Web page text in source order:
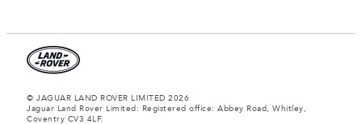
© JAGUAR LAND ROVER LIMITED 2026
Jaguar Land Rover Limited: Registered office: Abbey Road, Whitley,
Coventry CV3 4LF.